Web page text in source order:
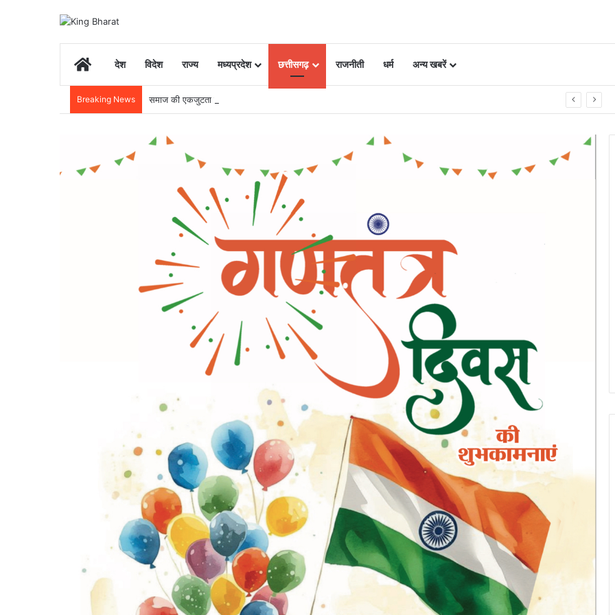
Homeदेश विदेश राज्य मध्यप्रदेश छत्तीसगढ़ राजनीती धर्म अन्य खबरें
Breaking News समाज की एकजुटता सामाजिक विकास की सबसे बड़ी शक्ति: राजेश अग्रवाल